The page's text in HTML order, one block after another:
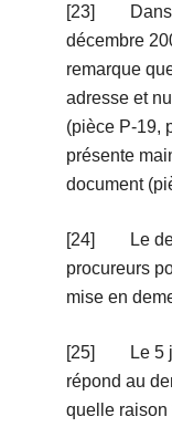
[23] Dans
décembre
remarque
adresse et
(pièce P-19,
présente
document
[24] Le
procureurs
mise en
[25] Le 5
répond au
quelle raison